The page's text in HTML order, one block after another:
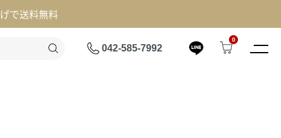
で送料無料
042-585-7992
0